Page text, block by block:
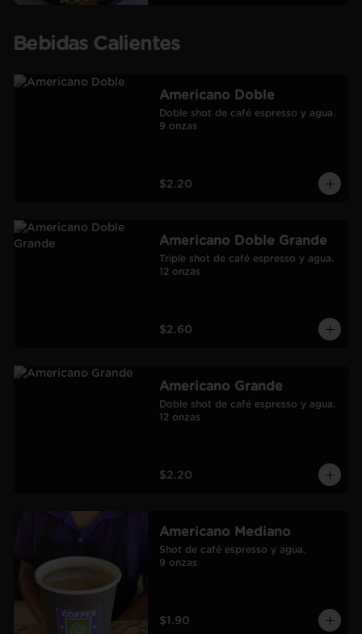
Bebidas Calientes
Americano Doble
Doble shot de café espresso y agua.
9 onzas
$2.20
Americano Doble Grande
Triple shot de café espresso y agua.
12 onzas
$2.60
Americano Grande
Doble shot de café espresso y agua.
12 onzas
$2.20
Americano Mediano
Shot de café espresso y agua.
9 onzas
$1.90